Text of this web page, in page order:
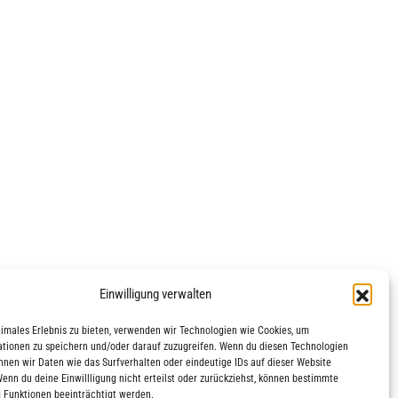
Einwilligung verwalten
Erlebnis zu bieten, verwenden wir Technologien wie Cookies, um
zu speichern und/oder darauf zuzugreifen. Wenn du diesen Technologien
wir Daten wie das Surfverhalten oder eindeutige IDs auf dieser Website
du deine Einwillligung nicht erteilst oder zurückziehst, können bestimmte
Funktionen beeinträchtigt werden.